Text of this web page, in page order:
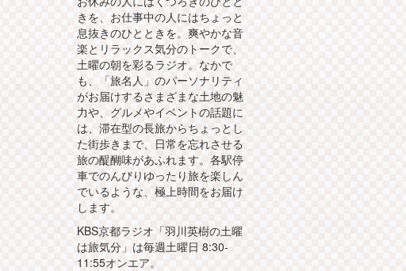
きを、お仕事中の人にはちょっと
息抜きのひとときを。爽やかな音
楽とリラックス気分のトークで、
土曜の朝を彩るラジオ。なかで
も、「旅名人」のパーソナリティ
がお届けするさまざまな土地の魅
力や、グルメやイベントの話題に
は、滞在型の長旅からちょっとし
た街歩きまで、日常を忘れさせる
旅の醍醐味があふれます。各駅停
車でのんびりゆったり旅を楽しん
でいるような、極上時間をお届け
します。
KBS京都ラジオ「羽川英樹の土曜
は旅気分」は毎週土曜日 8:30-
11:55オンエア。